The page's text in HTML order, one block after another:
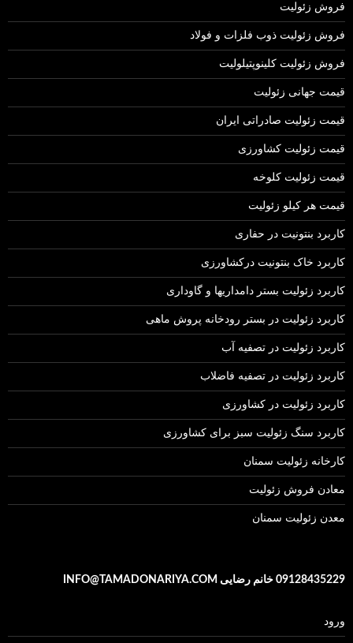
فروش زئولیت
فروش زئولیت ذوب فلزات و فولاد
فروش زئولیت کلینوپتیلولیت
قیمت جهانی زئولیت
قیمت زئولیت صادراتی ایران
قیمت زئولیت کشاورزی
قیمت زئولیت کلوخه
قیمت هر کیلو زئولیت
کاربرد بنتونیت در حفاری
کاربرد خاک بنتونیت درکشاورزی
کاربرد زئولیت بستر دامداریها و گاوداری
کاربرد زئولیت در بستر رودخانه پروش ماهی
کاربرد زئولیت در تصفیه آب
کاربرد زئولیت در تصفیه فاضلاب
کاربرد زئولیت در کشاورزی
کاربرد سنگ زئولیت سبز برای کشاورزی
کارخانه زئولیت سمنان
معادن فروش زئولیت
معدن زئولیت سمنان
09128435229 خانم رضایی INFO@TAMADONARIYA.COM
ورود